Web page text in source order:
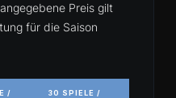
Preis gilt
für die Saison
/
30 SPIELE /